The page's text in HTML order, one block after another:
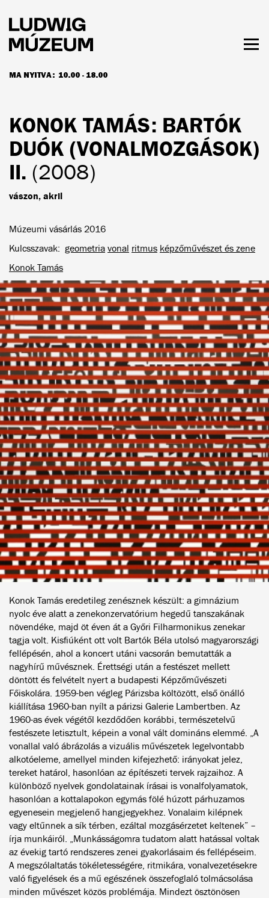
tartalomra
MA NYITVA: 10.00 - 18.00
NYITVATARTÁS ÉS JEGYÁRAK
KONOK TAMÁS: BARTÓK
DUÓK (VONALMOZGÁSOK)
II. (2008)
vászon, akril
Múzeumi vásárlás 2016
Kulcsszavak
geometria vonal ritmus képzőművészet és zene
Konok Tamás
Konok Tamás eredetileg zenésznek készült: a gimnázium
nyolc éve alatt a zenekonzervatórium hegedű tanszakának
növendéke, majd öt éven át a Győri Filharmonikus zenekar
tagja volt. Kisfiúként ott volt Bartók Béla utolsó magyarországi
fellépésén, ahol a koncert utáni vacsorán bemutatták a
nagyhírű művésznek. Érettségi után a festészet mellett
döntött és felvételt nyert a budapesti Képzőművészeti
Főiskolára. 1959-ben végleg Párizsba költözött, első önálló
kiállítása 1960-ban nyílt a párizsi Galerie Lambertben. Az
1960-as évek végétől kezdődően korábbi, természetelvű
festészete letisztult, képein a vonal vált domináns elemmé. „A
vonallal való ábrázolás a vizuális művészetek legelvontabb
alkotóeleme, amellyel minden kifejezhető: irányokat jelez,
tereket határol, hasonlóan az építészeti tervek rajzaihoz. A
különböző nyelvek gondolatainak írásai is vonalfolyamatok,
hasonlóan a kottalapokon egymás fölé húzott párhuzamos
egyenesein megjelenő hangjegyekhez. Vonalaim kilépnek
vagy eltűnnek a sík térben, ezáltal mozgásérzetet keltenek” –
írja munkáiról. „Munkásságomra tudatom alatt hatással voltak
az évekig tartó rendszeres zenei gyakorlásaim és fellépéseim.
A megszólaltatás tökéletességére, ritmikára, vonalvezetésekre
való figyelések és a mű egészének összefoglaló tolmácsolása
minden művészet közös problémája. Mindezt ösztönösen